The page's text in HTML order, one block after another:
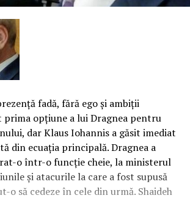
fadă, fără ego şi ambiţii
prima opţiune a lui Dragnea pentru
dar Klaus Iohannis a găsit imediat
din ecuaţia principală. Dragnea a
o într-o funcţie cheie, la ministerul
şi atacurile la care a fost supusă
o să cedeze în cele din urmă. Shaideh